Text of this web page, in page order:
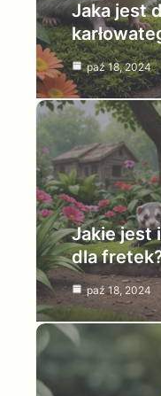
Jaka jest
paź 18, 2024
Jakie jest
dla
paź 18, 2024